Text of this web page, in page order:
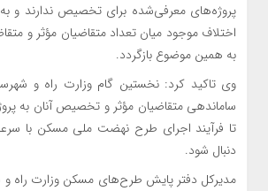
پروژه‌های معرفی‌شده برای تخصیص ندارند و
اختلاف موجود میان تعداد متقاضیان مؤثر و
به همین موضوع بازگردد.
وی تاکید کرد: نخستین گام وزارت راه و
ساماندهی متقاضیان مؤثر و تخصیص آنان به
تا فرآیند اجرای طرح نهضت ملی مسکن با
دنبال شود.
مدیرکل دفتر پایش طرح‌های مسکن وزارت راه و